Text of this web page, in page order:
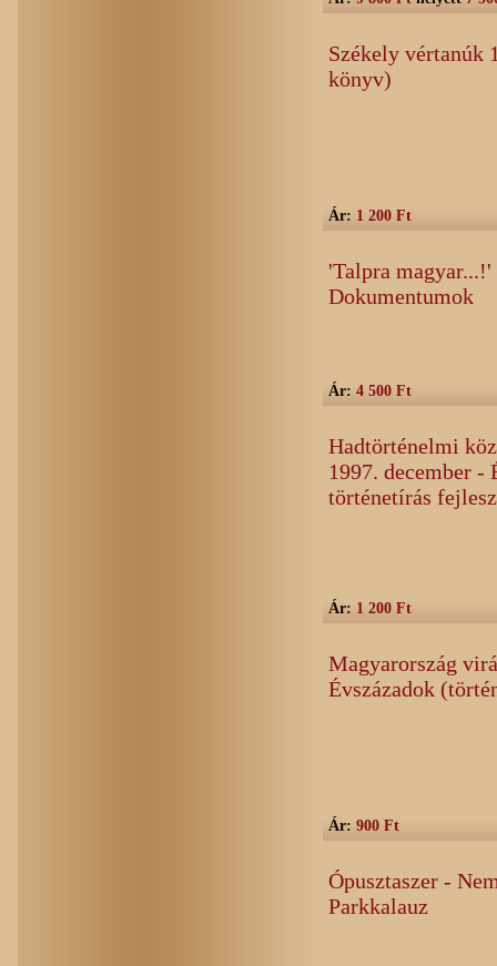
Székely vértanúk
könyv)
Ár: 1 200 Ft
'Talpra
Dokumentumok
Ár: 4 500 Ft
Hadtörténelmi
1997. december -
történetírás
Ár: 1 200 Ft
Magyarország
Évszázadok
Ár: 900 Ft
Ópusztaszer -
Parkkalauz